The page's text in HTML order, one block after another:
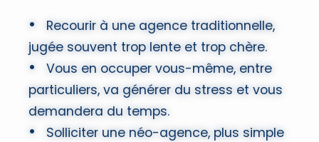
Recourir à une agence traditionnelle,
jugée souvent trop lente et trop chère.
Vous en occuper vous-même, entre
particuliers, va générer du stress et vous
demandera du temps.
Solliciter une néo-agence, plus simple